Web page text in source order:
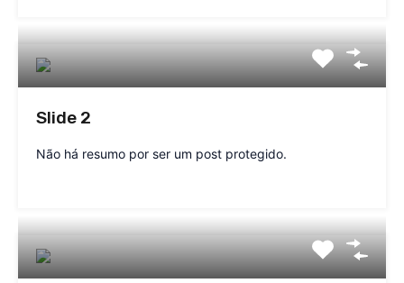
Slide 2
Não há resumo por ser um post protegido.